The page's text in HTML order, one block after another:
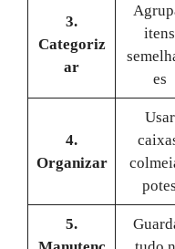
3.
Categoriz
ar
itens
es
4.
Organizar
Usar
potes
5.